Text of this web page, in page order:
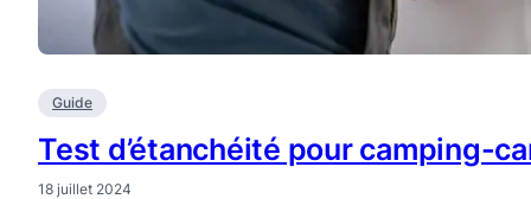
Guide
Test d’étanchéité pour camping-
18 juillet 2024